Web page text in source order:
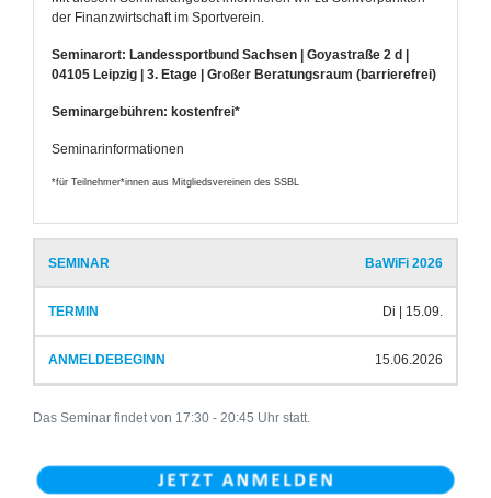
der Finanzwirtschaft im Sportverein.
Seminarort: Landessportbund Sachsen | Goyastraße 2 d |
04105 Leipzig | 3. Etage | Großer Beratungsraum (barrierefrei)
Seminargebühren: kostenfrei*
Seminarinformationen
*für Teilnehmer*innen aus Mitgliedsvereinen des SSBL
Das Seminar findet von 17:30 - 20:45 Uhr statt.
Seminar BaWiFi 2026
Di | 15.09.
15.06.2026